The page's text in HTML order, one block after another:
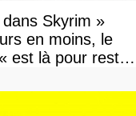
Skyrim »
en moins, le
est là pour rester